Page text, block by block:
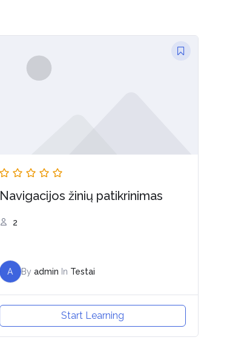
Navigacijos žinių patikrinimas
2
A By admin In Testai
Start Learning